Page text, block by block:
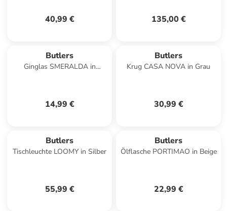
40,99 € 135,00 €
Butlers
Ginglas SMERALDA in
14,99 €
Butlers
Krug CASA NOVA in Grau
30,99 €
Butlers
Tischleuchte LOOMY in Silber
55,99 €
Butlers
Ölflasche PORTIMAO in Beige
22,99 €